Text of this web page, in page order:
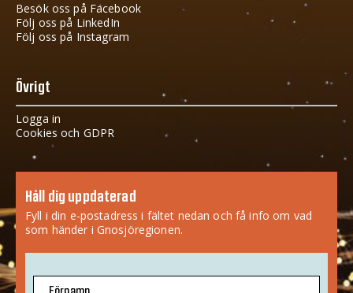
Besök oss på Facebook
Följ oss på LinkedIn
Följ oss på Instagram
Övrigt
Logga in
Cookies och GDPR
Håll dig uppdaterad
Fyll i din e-postadress i fältet nedan och få info om vad
som händer i Gnosjöregionen.